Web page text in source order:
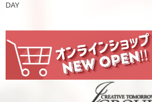
DAY